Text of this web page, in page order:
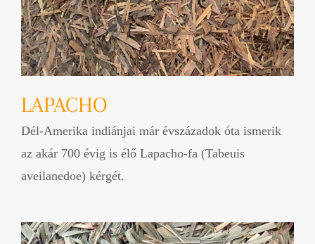
LAPACHO
Dél-Amerika indiánjai már évszázadok óta ismerik
az akár 700 évig is élő Lapacho-fa (Tabeuis
aveilanedoe) kérgét.